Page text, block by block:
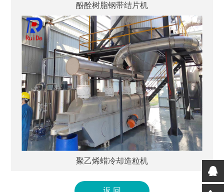
酚酫树脂钢带结片机
聚乙烯蜡冷却造粒机